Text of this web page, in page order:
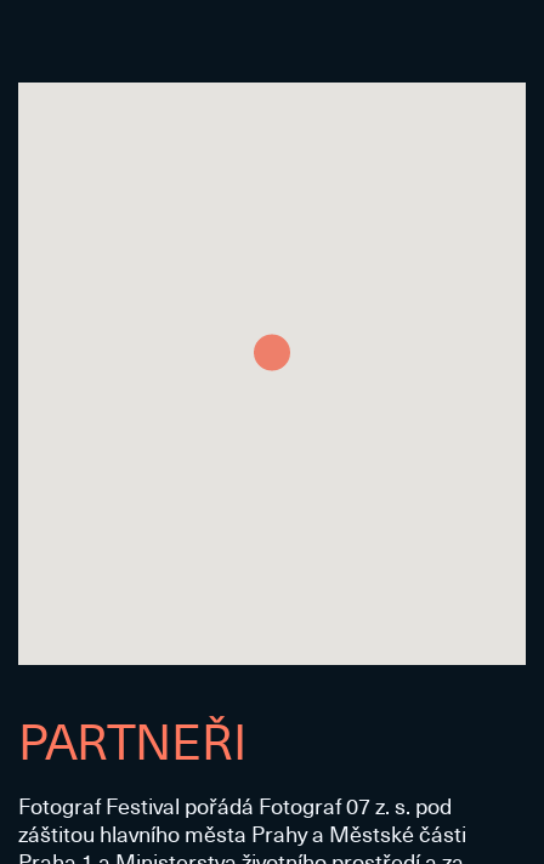
PARTNEŘI
Fotograf Festival pořádá Fotograf 07 z. s. pod
záštitou hlavního města Prahy a Městské části